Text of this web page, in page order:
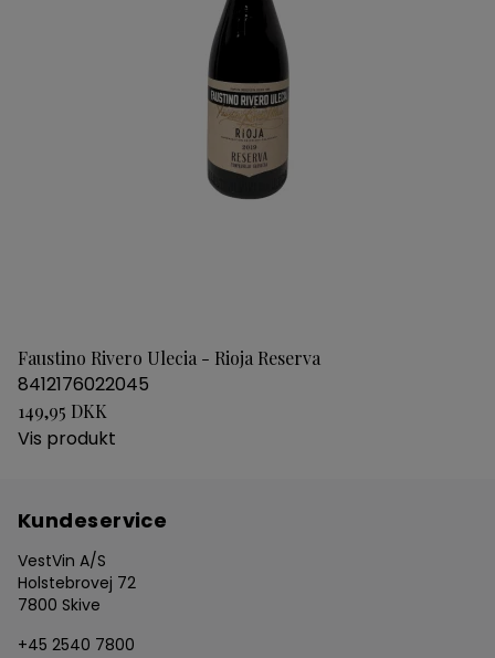
Faustino Rivero Ulecia - Rioja Reserva
8412176022045
149,95 DKK
Vis produkt
Kundeservice
VestVin A/S
Holstebrovej 72
7800 Skive
+45 2540 7800